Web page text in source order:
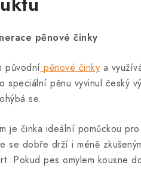
pěnové činky
původní pěnové činky a
speciální pěnu vyvinul český
se.
je činka ideální pomůckou
se dobře drží i méně
Pokud pes omylem kousne